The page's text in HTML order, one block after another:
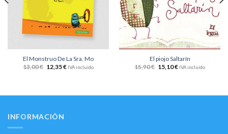
El Monstruo De La Sra. Mo
13,00€ 12,35€ IVA incluido
El piojo Saltarín
15,90€ 15,10€ IVA incluido
INFORMACIÓN